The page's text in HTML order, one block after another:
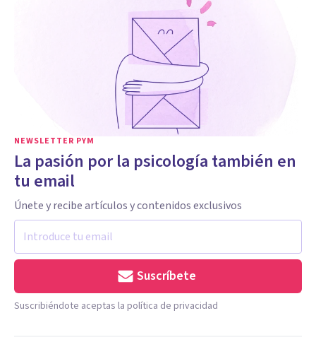
NEWSLETTER PYM
La pasión por la psicología también en
tu email
Únete y recibe artículos y contenidos exclusivos
Suscríbete
Suscribiéndote aceptas la política de privacidad